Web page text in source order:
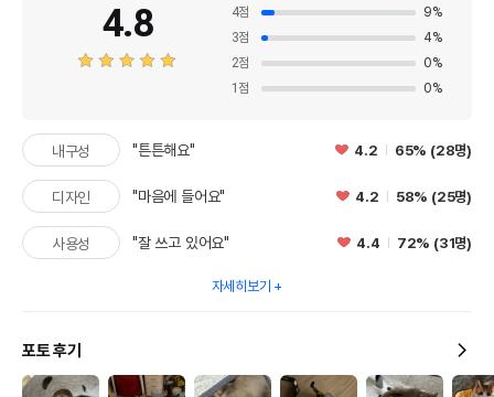
4.8
4점 9%
3점 4%
2점 0%
1 점 0%
내구성 "튼튼해요" 4.2 65% (28명)
디자인 "마음에 들어요" 4.2 58% (25명)
사용성 "잘 쓰고 있어요" 4.4 72% (31명)
자세히보기
포토 후기